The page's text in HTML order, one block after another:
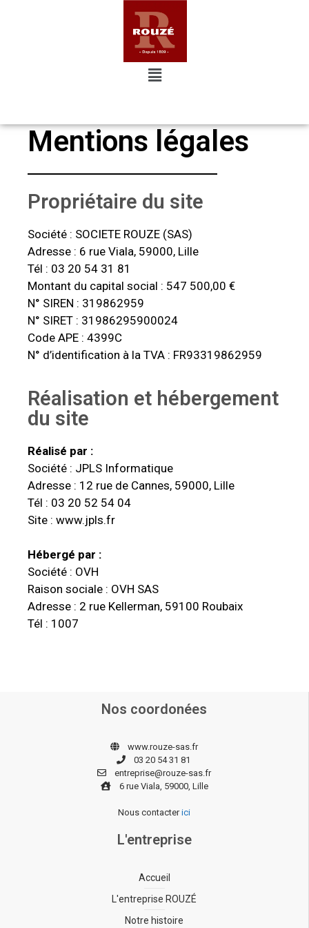
Mentions légales
Propriétaire du site
Société : SOCIETE ROUZE (SAS)
Adresse : 6 rue Viala, 59000, Lille
Tél : 03 20 54 31 81
Montant du capital social : 547 500,00 €
N° SIREN : 319862959
N° SIRET : 31986295900024
Code APE : 4399C
N° d’identification à la TVA : FR93319862959
Réalisation et hébergement
du site
Réalisé par :
Société : JPLS Informatique
Adresse : 12 rue de Cannes, 59000, Lille
Tél : 03 20 52 54 04
Site : www.jpls.fr
Hébergé par :
Société : OVH
Raison sociale : OVH SAS
Adresse : 2 rue Kellerman, 59100 Roubaix
Tél : 1007
Nos coordonées
www.rouze-sas.fr
03 20 54 31 81
entreprise@rouze-sas.fr
6 rue Viala, 59000, Lille
Nous contacterici
L'entreprise
Accueil
L'entreprise ROUZÉ
Notre histoire